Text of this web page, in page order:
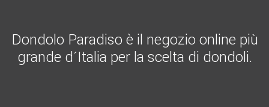
Dondolo Paradiso è il negozio online più
grande d´Italia per la scelta di dondoli.